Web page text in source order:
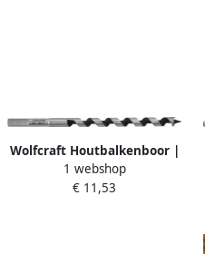
Wolfcraft Houtbalkenboor |
Standard | Ø14 x 250mm |
1 stuk 7662010
1 webshop
€ 11,53